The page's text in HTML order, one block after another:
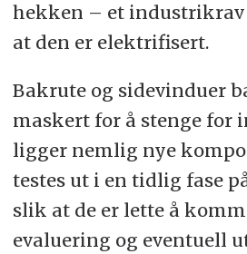
hekken – et
at den er elektrifisert.
Bakrute og sidevinduer
maskert for å stenge for
ligger nemlig nye
testes ut i en tidlig fase
slik at de er lette å
evaluering og eventuell